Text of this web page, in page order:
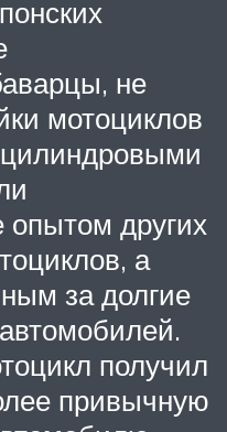
не
мотоциклов
опытом других
а
за долгие
получил
привычную